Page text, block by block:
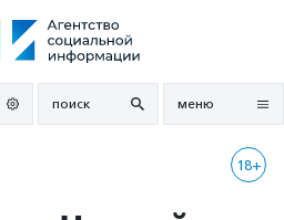
поиск меню
18+